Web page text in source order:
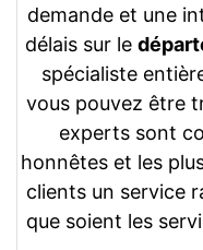
demande et une
délais sur le
spécialiste
vous pouvez être
experts sont
honnêtes et les
clients un service
que soient les